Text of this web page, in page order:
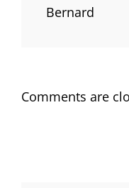
Bernard
Comments are